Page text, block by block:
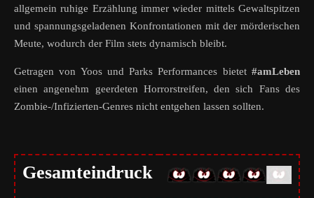
allgemein ruhige Erzählung immer wieder mittels Gewaltspitzen
und spannungsgeladenen Konfrontationen mit der mörderischen
Meute, wodurch der Film stets dynamisch bleibt.
Getragen von Yoos und Parks Performances bietet #amLeben
einen angenehm geerdeten Horrorstreifen, den sich Fans des
Zombie-/Infizierten-Genres nicht entgehen lassen sollten.
Gesamteindruck